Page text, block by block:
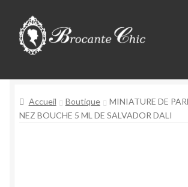
Aller
à
la
Aller
au
contenu
Tous les produits
Accueil Boutique
MINIATURE DE
NEZ BOUCHE 5 ML DE SALVADOR DALI